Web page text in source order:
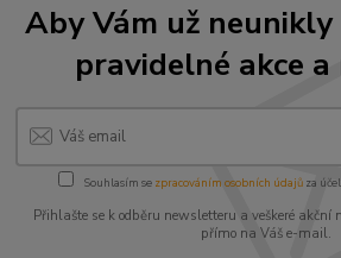
Aby Vám už
pravidelné akce a
Souhlasím se zpracováním osobních údajůza
Přihlašte se k odběru newsletteru a veškeré
přímo na Váš e-mail.